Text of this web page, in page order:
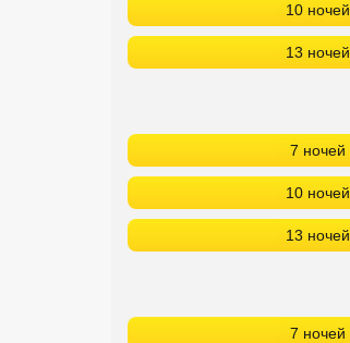
10 ночей
13 ночей
7 ночей
10 ночей
13 ночей
7 ночей
Сетевые отели Бали
Сетевые отели Сейшел